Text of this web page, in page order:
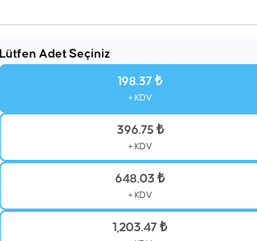
Lütfen Adet Seçiniz
198.37 ₺
+ KDV
396.75 ₺
+ KDV
648.03 ₺
+ KDV
1,203.47 ₺